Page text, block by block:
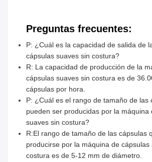
Preguntas frecuentes:
P: ¿Cuál es la capacidad de salida de
cápsulas suaves sin costura?
R: La capacidad de producción de la
cápsulas suaves sin costura es de
cápsulas por hora.
P: ¿Cuál es el rango de tamaño de las
pueden ser producidas por la máquina
suaves sin costura?
R:El rango de tamaño de las cápsulas
producirse por la máquina de cápsulas
costura es de 5-12 mm de diámetro.